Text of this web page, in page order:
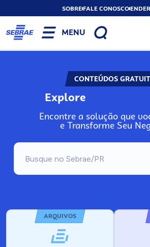
SOBREFALE CONOSCO
MENU
CONTEÚDOS
Explore
Encontre a solução que
e Transforme Seu
ARQUIVOS